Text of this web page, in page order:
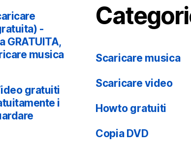
-
GRATUITA,
musica
gratuiti
i
Scaricare musica
Scaricare video
Howto gratuiti
Copia DVD